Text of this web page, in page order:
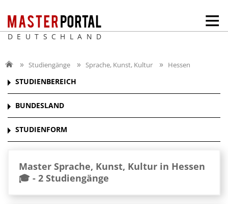
DEUTSCHLAND
Studiengänge Sprache, Kunst, Kultur Hessen
STUDIENBEREICH
BUNDESLAND
STUDIENFORM
Master Sprache, Kunst, Kultur in Hessen
🎓 - 2 Studiengänge